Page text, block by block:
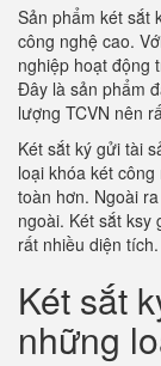
Sản phẩm két sắt
công nghệ cao.
nghiệp hoạt động
Đây là sản phẩm
lượng TCVN nên
Két sắt ký gửi tài
loại khóa két
toàn hơn. Ngoài
ngoài. Két sắt ksy
rất nhiều diện tích.
Két sắt
những